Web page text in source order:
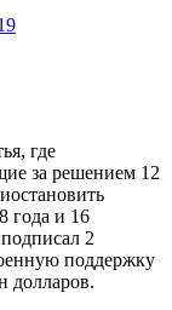
где
за решением 12
года и 16
2
поддержку
долларов.